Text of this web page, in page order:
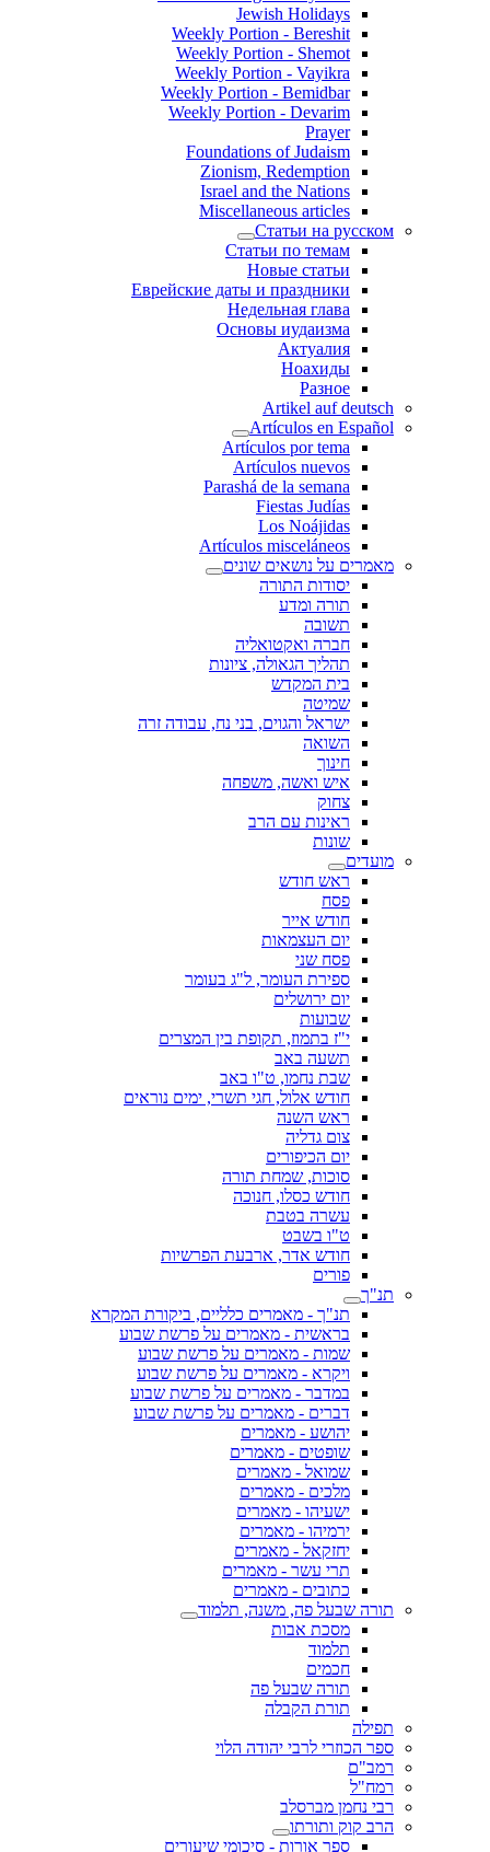
Jewish Holidays
Weekly Portion - Bereshit
Weekly Portion - Shemot
Weekly Portion - Vayikra
Weekly Portion - Bemidbar
Weekly Portion - Devarim
Prayer
Foundations of Judaism
Zionism, Redemption
Israel and the Nations
Miscellaneous articles
Статьи на русском
Статьи по темам
Новые статьи
Еврейские даты и праздники
Недельная глава
Основы иудаизма
Актуалия
Ноахиды
Разное
Artikel auf deutsch
Artículos en Español
Artículos por tema
Artículos nuevos
Parashá de la semana
Fiestas Judías
Los Noájidas
Artículos misceláneos
מאמרים על נושאים שונים
יסודות התורה
תורה ומדע
תשובה
חברה ואקטואליה
תהליך הגאולה, ציונות
בית המקדש
שמיטה
ישראל והגוים, בני נח, עבודה זרה
השואה
חינוך
איש ואשה, משפחה
צחוק
ראינות עם הרב
שונות
מועדים
ראש חודש
פסח
חודש אייר
יום העצמאות
פסח שני
ספירת העומר, ל"ג בעומר
יום ירושלים
שבועות
י"ז בתמוז, תקופת בין המצרים
תשעה באב
שבת נחמו, ט"ו באב
חודש אלול, חגי תשרי, ימים נוראים
ראש השנה
צום גדליה
יום הכיפורים
סוכות, שמחת תורה
חודש כסלו, חנוכה
עשרה בטבת
ט"ו בשבט
חודש אדר, ארבעת הפרשיות
פורים
תנ"ך
תנ"ך - מאמרים כלליים, ביקורת המקרא
בראשית - מאמרים על פרשת שבוע
שמות - מאמרים על פרשת שבוע
ויקרא - מאמרים על פרשת שבוע
במדבר - מאמרים על פרשת שבוע
דברים - מאמרים על פרשת שבוע
יהושע - מאמרים
שופטים - מאמרים
שמואל - מאמרים
מלכים - מאמרים
ישעיהו - מאמרים
ירמיהו - מאמרים
יחזקאל - מאמרים
תרי עשר - מאמרים
כתובים - מאמרים
תורה שבעל פה, משנה, תלמוד
מסכת אבות
תלמוד
חכמים
תורה שבעל פה
תורת הקבלה
תפילה
ספר הכוזרי לרבי יהודה הלוי
רמב"ם
רמח"ל
רבי נחמן מברסלב
הרב קוק ותורתו
ספר אורות - סיכומי שיעורים